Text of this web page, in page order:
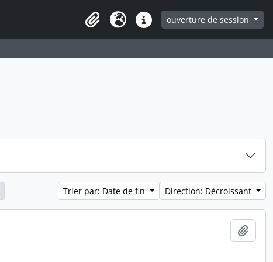
ClipboardLangueLiens rapidesouverture de session
Trier par: Date de fin Direction: Décroissant